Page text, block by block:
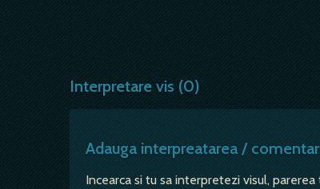
Interpretare vis (0)
Adauga interpreatarea /
Incearca si tu sa interpretezi visul,